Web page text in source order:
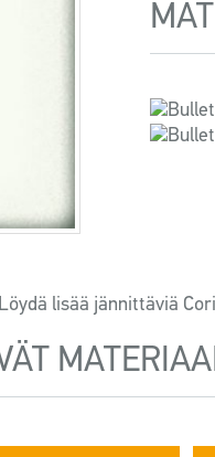
lisää jännittäviä